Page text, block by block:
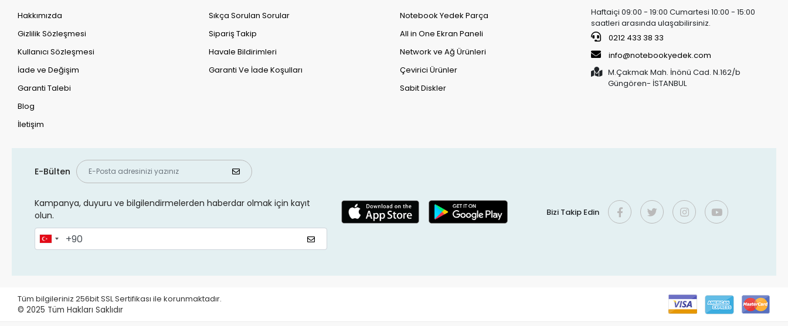
Hakkımızda
Gizlilik Sözleşmesi
Kullanıcı Sözleşmesi
İade ve Değişim
Garanti Talebi
Blog
İletişim
Sıkça Sorulan Sorular
Sipariş Takip
Havale Bildirimleri
Garanti Ve İade Koşulları
Notebook Yedek Parça
All in One Ekran Paneli
Network ve Ağ Ürünleri
Çevirici Ürünler
Sabit Diskler
Haftaiçi 09:00 - 19:00 Cumartesi 10:00 - 15:00
saatleri arasında ulaşabilirsiniz.
0212 433 38 33
info@notebookyedek.com
M.Çakmak Mah. İnönü Cad. N.162/b
Güngören- İSTANBUL
E-Bülten
Kampanya, duyuru ve bilgilendirmelerden haberdar olmak için kayıt
olun.
Bizi Takip Edin
Tüm bilgileriniz 256bit SSL Sertifikası ile korunmaktadır.
© 2025 Tüm Hakları Saklıdır